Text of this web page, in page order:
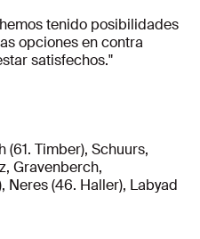
tenido posibilidades
opciones en contra
satisfechos."
(61. Timber), Schuurs,
Gravenberch,
Neres (46. Haller), Labyad